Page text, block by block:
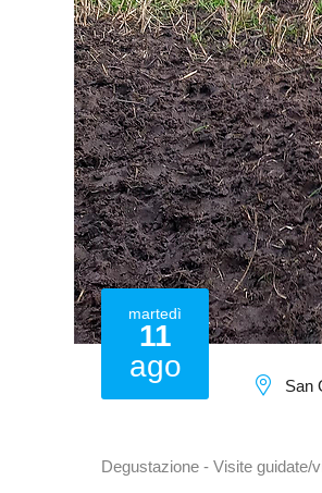
martedì
11
ago
San
Degustazione - Visite guidate/